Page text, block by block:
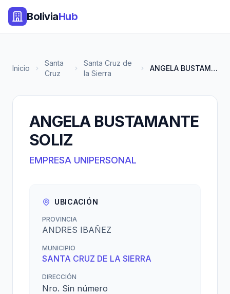
BoliviaHub
Inicio
Santa
Cruz
Santa Cruz de
la Sierra
ANGELA BUSTAMANTE SOLIZ
ANGELA BUSTAMANTE
SOLIZ
EMPRESA UNIPERSONAL
UBICACIÓN
PROVINCIA
ANDRES IBAÑEZ
MUNICIPIO
SANTA CRUZ DE LA SIERRA
DIRECCIÓN
Nro. Sin número